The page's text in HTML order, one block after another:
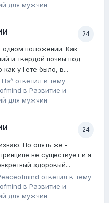
для мужчин
24
положении. Как
и твёрдой почвы под
у Гёте было, в...
Пэ^ ответил в тему
в Pазвитие и
для мужчин
24
Но опять же -
не существует и я
здоровый...
ответил в тему
в Pазвитие и
для мужчин